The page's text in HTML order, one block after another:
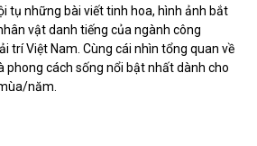
tụ những bài viết tinh hoa, hình ảnh bắt
vật danh tiếng của ngành công
trí Việt Nam. Cùng cái nhìn tổng quan về
phong cách sống nổi bật nhất dành cho
năm.